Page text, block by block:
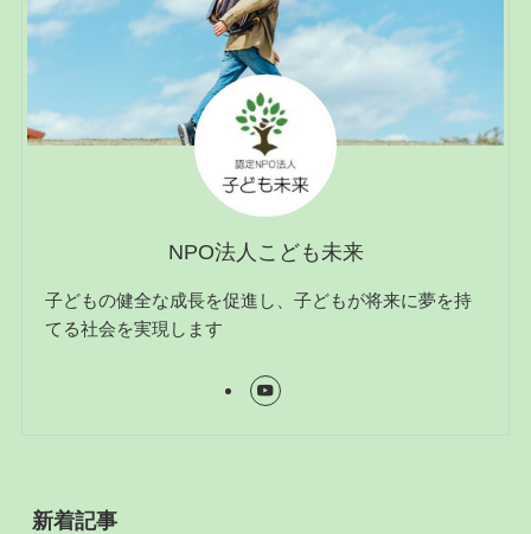
NPO法人こども未来
子どもの健全な成長を促進し、子どもが将来に夢を持
てる社会を実現します
新着記事